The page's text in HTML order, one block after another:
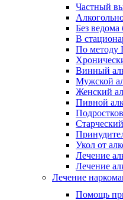
Частный
Без ведома
В
По методу
Винный
Мужской
Женский
Пивной
Укол от
Лечение
Лечение
Лечение
Помощь